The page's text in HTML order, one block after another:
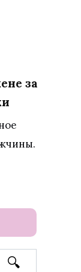
за